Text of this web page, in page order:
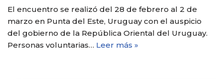
El encuentro se realizó del 28 de febrero al 2 de
marzo en Punta del Este, Uruguay con el auspicio
del gobierno de la República Oriental del Uruguay.
Personas voluntarias… Leer más »